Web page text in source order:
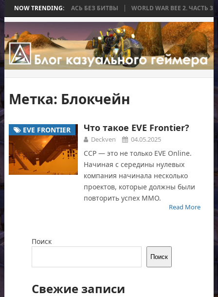
NOW TRENDING:
КОТОРАЯ ЗАКОНЧИЛАСЬ БЕЗ БИТВЫ WORLD WAR BEE 2.
Метка: Блокчейн
EVE FRONTIER Что такое EVE Frontier?
Deckven 04.05.2025
CCP — это не только EVE Online.
Начиная с середины нулевых
компания начинала несколько
проектов, которые должны были
повторить успех ММО.
Read More
Поиск
Поиск
Свежие записи